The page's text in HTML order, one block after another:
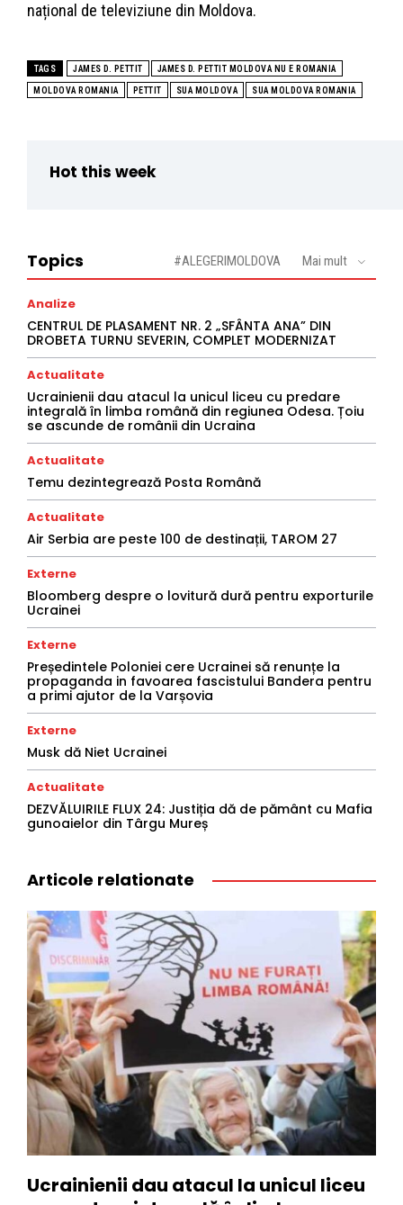
național de televiziune din Moldova.
TAGS JAMES D. PETTIT JAMES D. PETTIT MOLDOVA NU E ROMANIA
MOLDOVA ROMANIA PETTIT SUA MOLDOVA SUA MOLDOVA ROMANIA
Hot this week
Topics #ALEGERIMOLDOVA Mai mult
Analize
CENTRUL DE PLASAMENT NR. 2 „SFÂNTA ANA” DIN
DROBETA TURNU SEVERIN, COMPLET MODERNIZAT
Actualitate
Ucrainienii dau atacul la unicul liceu cu predare
integrală în limba română din regiunea Odesa. Țoiu
se ascunde de românii din Ucraina
Actualitate
Temu dezintegrează Posta Română
Actualitate
Air Serbia are peste 100 de destinații, TAROM 27
Externe
Bloomberg despre o lovitură dură pentru exporturile
Ucrainei
Externe
Președintele Poloniei cere Ucrainei să renunțe la
propaganda in favoarea fascistului Bandera pentru
a primi ajutor de la Varșovia
Externe
Musk dă Niet Ucrainei
Actualitate
DEZVĂLUIRILE FLUX 24: Justiția dă de pământ cu Mafia
gunoaielor din Târgu Mureș
Articole relationate
Ucrainienii dau atacul la unicul liceu